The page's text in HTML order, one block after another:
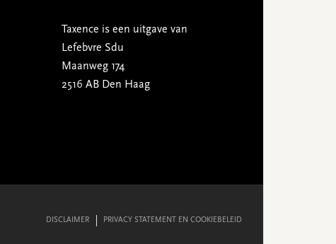
Taxence is een uitgave van
Lefebvre Sdu
Maanweg 174
2516 AB Den Haag
DISCLAIMER PRIVACY STATEMENT EN COOKIEBELEID